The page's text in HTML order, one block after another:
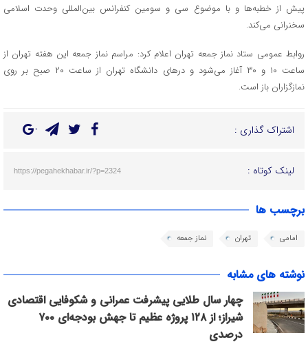
پیش از خطبه‌ها و با موضوع سی و سومین کنفرانس بین‌المللی وحدت اسلامی
سخنرانی می‌کند.
روابط عمومی ستاد نماز جمعه تهران اعلام کرد: مراسم نماز جمعه این هفته تهران از
ساعت ۱۰ و ۳۰ آغاز می‌شود و درهای دانشگاه تهران از ساعت ۲۰ صبح بر روی
نمازگزاران باز است.
اشتراک گذاری :
لینک کوتاه : https://pegahekhabar.ir/?p=2324
برچسب ها
امامی تهران نماز جمعه
نوشته های مشابه
چهار سال طلایی پیشرفت عمرانی و شکوفایی اقتصادی
شیراز؛ از ۱۲۸ پروژه عظیم تا جهش بودجه‌ای ۷۰۰
درصدی